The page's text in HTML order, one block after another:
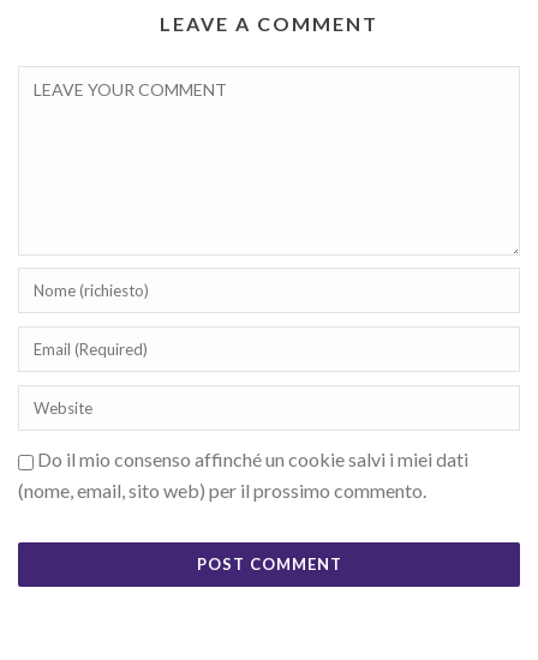
LEAVE A COMMENT
Do il mio consenso affinché un cookie salvi i miei dati
(nome, email, sito web) per il prossimo commento.